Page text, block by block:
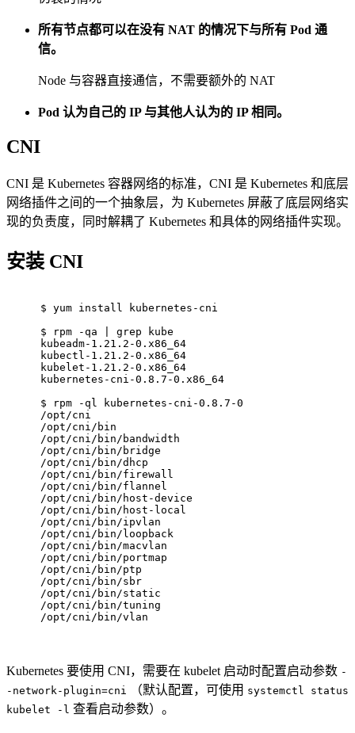
所有节点都可以在没有 NAT 的情况下与所有 Pod 通
信。
Node 与容器直接通信，不需要额外的 NAT
Pod 认为自己的 IP 与其他人认为的 IP 相同。
CNI
CNI 是 Kubernetes 容器网络的标准，CNI 是 Kubernetes 和底层
网络插件之间的一个抽象层，为 Kubernetes 屏蔽了底层网络实
现的负责度，同时解耦了 Kubernetes 和具体的网络插件实现。
安装 CNI
$ yum install kubernetes-cni
$
rpm -qa | grep kube
kubeadm-1.21.2-0.x86_64
kubectl-1.21.2-0.x86_64
kubelet-1.21.2-0.x86_64
kubernetes-cni-0.8.7-0.x86_64
$
rpm -ql kubernetes-cni-0.8.7-0
/opt/cni
/opt/cni/bin
/opt/cni/bin/bandwidth
/opt/cni/bin/bridge
/opt/cni/bin/dhcp
/opt/cni/bin/firewall
/opt/cni/bin/flannel
/opt/cni/bin/host-device
/opt/cni/bin/host-local
/opt/cni/bin/ipvlan
/opt/cni/bin/loopback
/opt/cni/bin/macvlan
/opt/cni/bin/portmap
/opt/cni/bin/ptp
/opt/cni/bin/sbr
/opt/cni/bin/static
/opt/cni/bin/tuning
/opt/cni/bin/vlan
Kubernetes 要使用 CNI，需要在 kubelet 启动时配置启动参数 -
-network-plugin=cni
（默认配置，可使用 systemctl status
kubelet -l 查看启动参数）。